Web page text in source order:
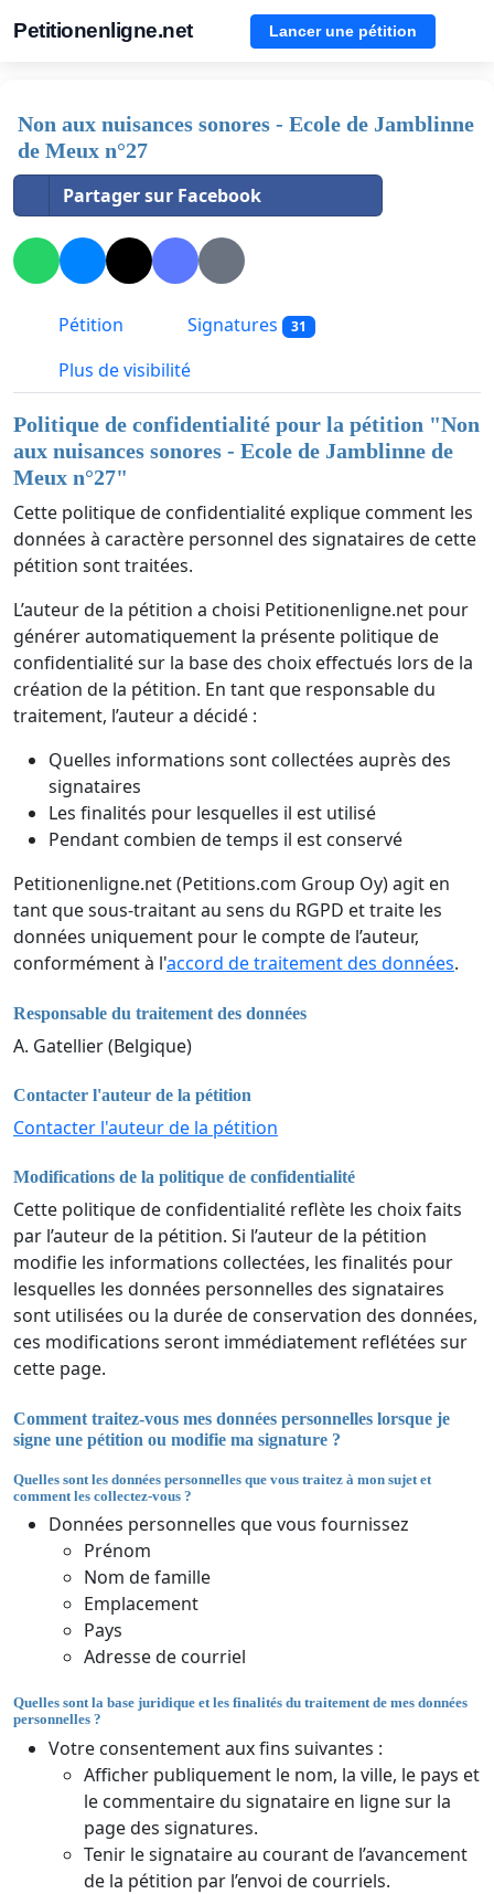
Petitionenligne.net Lancer une pétition
Non aux nuisances sonores - Ecole de Jamblinne
de Meux n°27
Partager sur Facebook
Pétition Signatures 31
Plus de visibilité
Politique de confidentialité pour la pétition "Non
aux nuisances sonores - Ecole de Jamblinne de
Meux n°27"
Cette politique de confidentialité explique comment les
données à caractère personnel des signataires de cette
pétition sont traitées.
L’auteur de la pétition a choisi Petitionenligne.net pour
générer automatiquement la présente politique de
confidentialité sur la base des choix effectués lors de la
création de la pétition. En tant que responsable du
traitement, l’auteur a décidé :
Quelles informations sont collectées auprès des
signataires
Les finalités pour lesquelles il est utilisé
Pendant combien de temps il est conservé
Petitionenligne.net (Petitions.com Group Oy) agit en
tant que sous-traitant au sens du RGPD et traite les
données uniquement pour le compte de l’auteur,
conformément à l'accord de traitement des données.
Responsable du traitement des données
A. Gatellier (Belgique)
Contacter l'auteur de la pétition
Contacter l'auteur de la pétition
Modifications de la politique de confidentialité
Cette politique de confidentialité reflète les choix faits
par l’auteur de la pétition. Si l’auteur de la pétition
modifie les informations collectées, les finalités pour
lesquelles les données personnelles des signataires
sont utilisées ou la durée de conservation des données,
ces modifications seront immédiatement reflétées sur
cette page.
Comment traitez-vous mes données personnelles lorsque je
signe une pétition ou modifie ma signature ?
Quelles sont les données personnelles que vous traitez à mon sujet et
comment les collectez-vous ?
Données personnelles que vous fournissez
Prénom
Nom de famille
Emplacement
Pays
Adresse de courriel
Quelles sont la base juridique et les finalités du traitement de mes données
personnelles ?
Votre consentement aux fins suivantes :
Afficher publiquement le nom, la ville, le pays et
le commentaire du signataire en ligne sur la
page des signatures.
Tenir le signataire au courant de l’avancement
de la pétition par l’envoi de courriels.